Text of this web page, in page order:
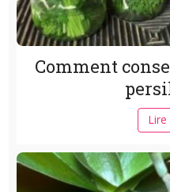
Comment
Lire